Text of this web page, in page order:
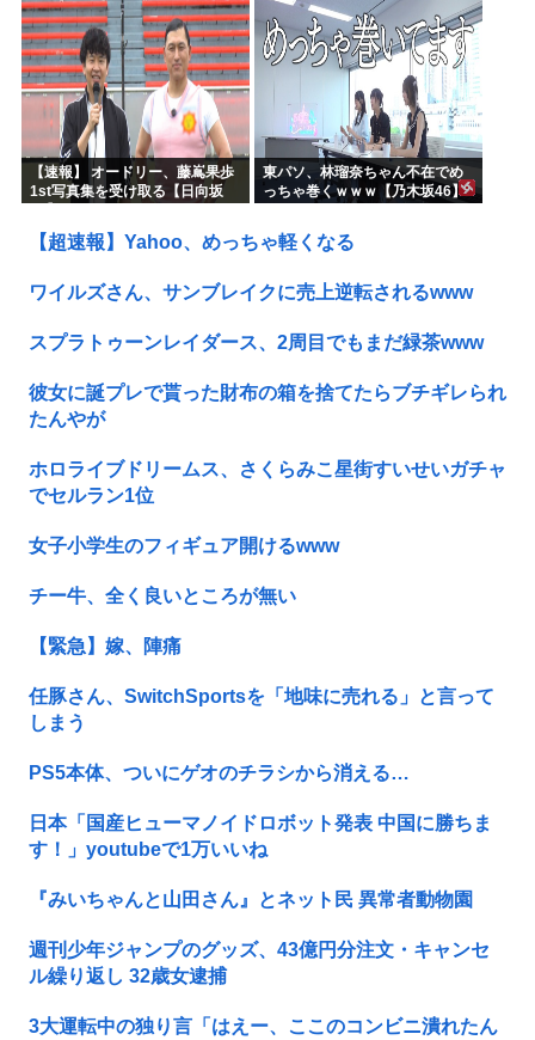
【速報】 オードリー、藤嶌果歩
1st写真集を受け取る【日向坂
東パソ、林瑠奈ちゃん不在でめ
っちゃ巻くｗｗｗ【乃木坂46】
【超速報】Yahoo、めっちゃ軽くなる
ワイルズさん、サンブレイクに売上逆転されるwww
スプラトゥーンレイダース、2周目でもまだ緑茶www
彼女に誕プレで貰った財布の箱を捨てたらブチギレられ
たんやが
ホロライブドリームス、さくらみこ星街すいせいガチャ
でセルラン1位
女子小学生のフィギュア開けるwww
チー牛、全く良いところが無い
【緊急】嫁、陣痛
任豚さん、SwitchSportsを「地味に売れる」と言って
しまう
PS5本体、ついにゲオのチラシから消える…
日本「国産ヒューマノイドロボット発表 中国に勝ちま
す！」youtubeで1万いいね
『みいちゃんと山田さん』とネット民 異常者動物園
週刊少年ジャンプのグッズ、43億円分注文・キャンセ
ル繰り返し 32歳女逮捕
3大運転中の独り言「はえー、ここのコンビニ潰れたん